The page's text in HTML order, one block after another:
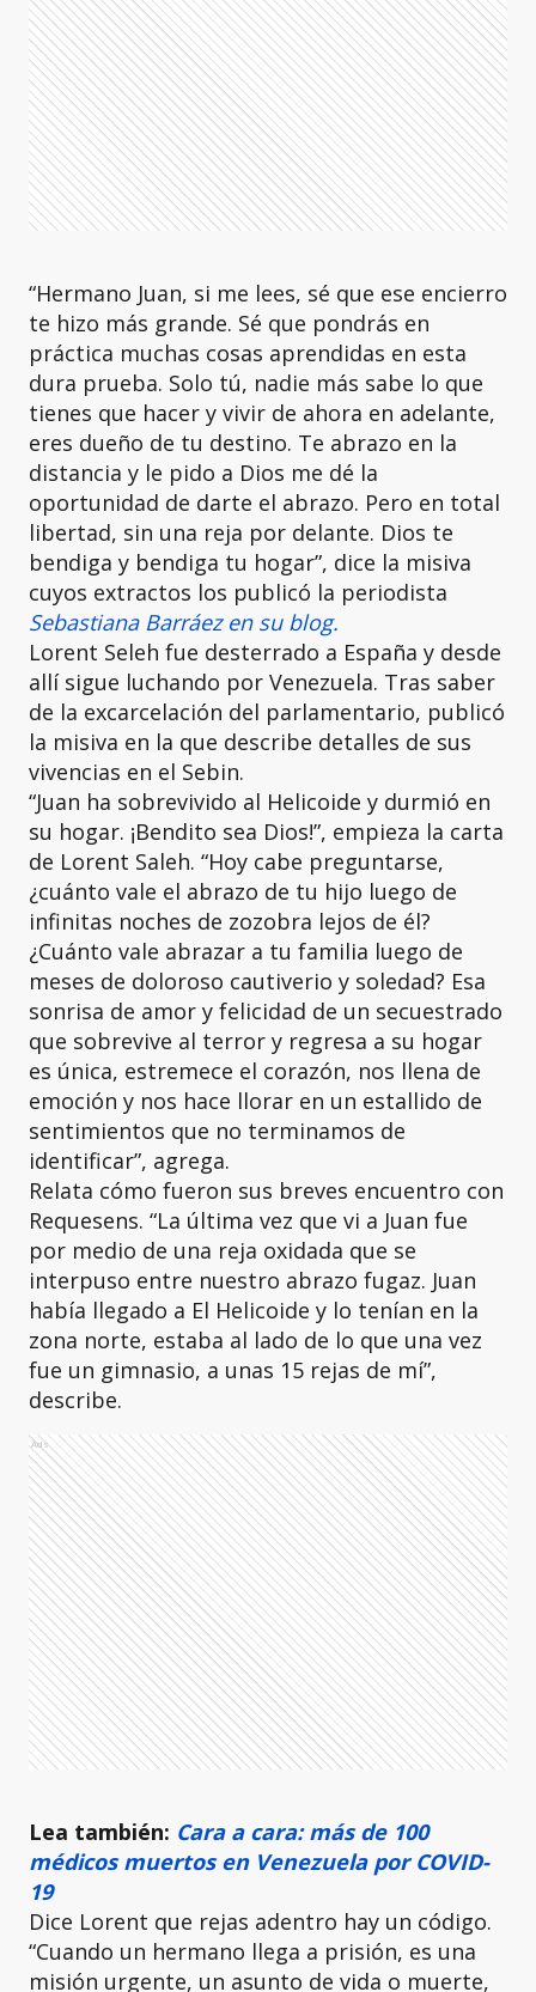
“Hermano Juan, si me lees, sé que ese encierro
te hizo más grande. Sé que pondrás en
práctica muchas cosas aprendidas en esta
dura prueba. Solo tú, nadie más sabe lo que
tienes que hacer y vivir de ahora en adelante,
eres dueño de tu destino. Te abrazo en la
distancia y le pido a Dios me dé la
oportunidad de darte el abrazo. Pero en total
libertad, sin una reja por delante. Dios te
bendiga y bendiga tu hogar”, dice la misiva
cuyos extractos los publicó la periodista
Sebastiana Barráez en su blog.
Lorent Seleh fue desterrado a España y desde
allí sigue luchando por Venezuela. Tras saber
de la excarcelación del parlamentario, publicó
la misiva en la que describe detalles de sus
vivencias en el Sebin.
“Juan ha sobrevivido al Helicoide y durmió en
su hogar. ¡Bendito sea Dios!”, empieza la carta
de Lorent Saleh. “Hoy cabe preguntarse,
¿cuánto vale el abrazo de tu hijo luego de
infinitas noches de zozobra lejos de él?
¿Cuánto vale abrazar a tu familia luego de
meses de doloroso cautiverio y soledad? Esa
sonrisa de amor y felicidad de un secuestrado
que sobrevive al terror y regresa a su hogar
es única, estremece el corazón, nos llena de
emoción y nos hace llorar en un estallido de
sentimientos que no terminamos de
identificar”, agrega.
Relata cómo fueron sus breves encuentro con
Requesens. “La última vez que vi a Juan fue
por medio de una reja oxidada que se
interpuso entre nuestro abrazo fugaz. Juan
había llegado a El Helicoide y lo tenían en la
zona norte, estaba al lado de lo que una vez
fue un gimnasio, a unas 15 rejas de mí”,
describe.
Ads
Lea también: Cara a cara: más de 100
médicos muertos en Venezuela por COVID-
19
Dice Lorent que rejas adentro hay un código.
“Cuando un hermano llega a prisión, es una
misión urgente, un asunto de vida o muerte,